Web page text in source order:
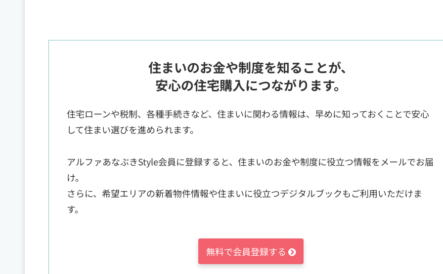
住まいのお金や制度を知ることが、
安心の住宅購入につながります。
住宅ローンや税制、各種手続きなど、住まいに関わる情報は、早めに知っておくことで安心
して住まい選びを進められます。
アルファあなぶきStyle会員に登録すると、住まいのお金や制度に役立つ情報をメールでお届
け。
さらに、希望エリアの新着物件情報や住まいに役立つデジタルブックもご利用いただけま
す。
無料で会員登録する